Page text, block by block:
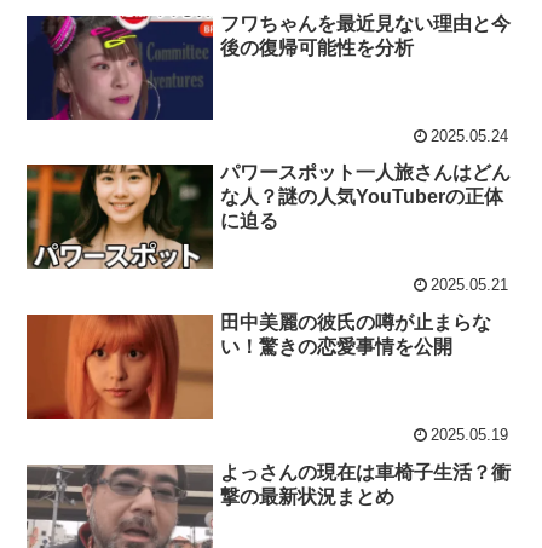
フワちゃんを最近見ない理由と今
後の復帰可能性を分析
2025.05.24
パワースポット一人旅さんはどん
な人？謎の人気YouTuberの正体
に迫る
2025.05.21
田中美麗の彼氏の噂が止まらな
い！驚きの恋愛事情を公開
2025.05.19
よっさんの現在は車椅子生活？衝
撃の最新状況まとめ